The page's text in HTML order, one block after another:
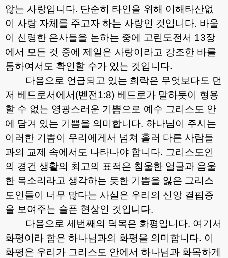
않는 사랑입니다. 단순히 타인을 위해 이해타산없
이 사랑 자체를 주고자 하는 사랑인 것입니다. 바울
이 신령한 은사들을 논하는 중에 고린도전서 13장
에서 모든 것 중에 제일은 사랑이라고 강조한 바를
통하여서도 확인할 수가 있는 것입니다.
다음으로 언급되고 있는 희락은 무엇보다도 먼
저 베드로서에서 (벧전1:8) 베드로가 말하듯이 형용
할 수 없는 영광스러운 기쁨으로 예수 그리스도 안
에 담겨 있는 기쁨을 의미합니다. 하나님이 주시는
이러한 기쁨이 우리에게서 넘쳐 흘러 다른 사람들
과의 교제 속에서도 나타나야 합니다. 그리스도인
의 경건 생활의 최고의 표적은 침울한 얼굴과 음울
한 목소리라고 생각하는 듯한 기쁨을 잃은 그리스
도인들이 너무 많다는 사실은 우리의 신앙 결핍증
을 보여주는 슬픈 현상인 것입니다.
다음으로 세번째의 덕목은 화평입니다. 여기서
화평이라 함은 하나님과의 화평을 의미합니다. 이
화평은 우리가 그리스도 안에서 하나님과 화목하게